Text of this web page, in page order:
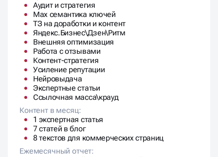
Аудит и стратегия
Max семантика ключей
ТЗ на доработки и контент
Яндекс.Бизнес\Дзен\Ритм
Внешняя оптимизация
Работа с отзывами
Контент-стратегия
Усиление репутации
Нейровыдача
Экспертные статьи
Ссылочная масса\крауд
Контент в месяц:
1 экспертная статья
7 статей в блог
8 текстов для коммерческих страниц
Ежемесячный отчет: